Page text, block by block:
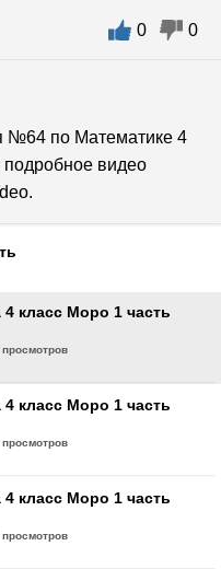
0 0
№64 по Математике 4
видео
4 класс Моро 1 часть
просмотров
4 класс Моро 1 часть
просмотров
4 класс Моро 1 часть
просмотров
4 класс Моро 1 часть
просмотров